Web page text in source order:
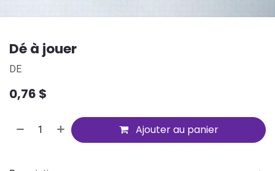
Dé à jouer
DE
0,76 $
Ajouter au panier